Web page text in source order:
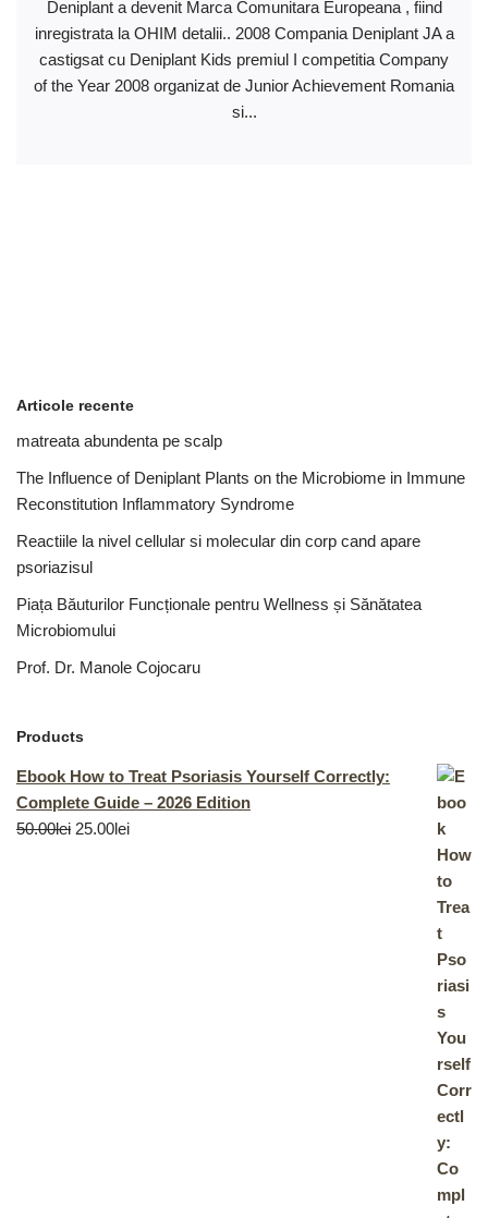
Deniplant a devenit Marca Comunitara Europeana , fiind
inregistrata la OHIM detalii.. 2008 Compania Deniplant JA a
castigsat cu Deniplant Kids premiul I competitia Company
of the Year 2008 organizat de Junior Achievement Romania
si...
Articole recente
matreata abundenta pe scalp
The Influence of Deniplant Plants on the Microbiome in Immune
Reconstitution Inflammatory Syndrome
Reactiile la nivel cellular si molecular din corp cand apare
psoriazisul
Piața Băuturilor Funcționale pentru Wellness și Sănătatea
Microbiomului
Prof. Dr. Manole Cojocaru
Products
Ebook How to Treat Psoriasis Yourself Correctly:
Complete Guide – 2026 Edition
50.00lei 25.00lei